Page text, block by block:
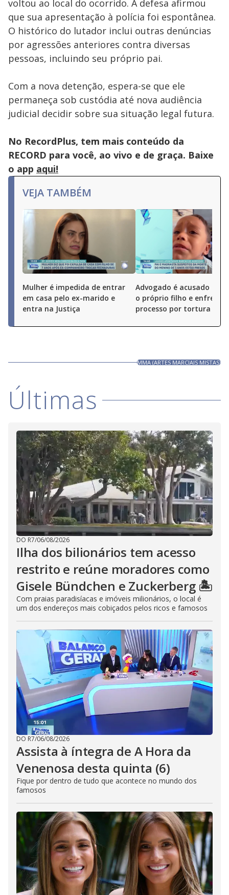
voltou ao local do ocorrido. A defesa afirmou
que sua apresentação à polícia foi espontânea.
O histórico do lutador inclui outras denúncias
por agressões anteriores contra diversas
pessoas, incluindo seu próprio pai.
Com a nova detenção, espera-se que ele
permaneça sob custódia até nova audiência
judicial decidir sobre sua situação legal futura.
No RecordPlus, tem mais conteúdo da
RECORD para você, ao vivo e de graça. Baixe
o app aqui!
VEJA TAMBÉM
Mulher é impedida de entrar
em casa pelo ex-marido e
entra na Justiça
Advogado é acusado de
o próprio filho e enfrenta
processo por tortura
MMA (ARTES MARCIAIS MISTAS)
Últimas
DO R7/06/08/2026
Ilha dos bilionários tem acesso
restrito e reúne moradores como
Gisele Bündchen e Zuckerberg 🏝️
Com praias paradisíacas e imóveis milionários, o local é
um dos endereços mais cobiçados pelos ricos e famosos
DO R7/06/08/2026
Assista à íntegra de A Hora da
Venenosa desta quinta (6)
Fique por dentro de tudo que acontece no mundo dos
famosos